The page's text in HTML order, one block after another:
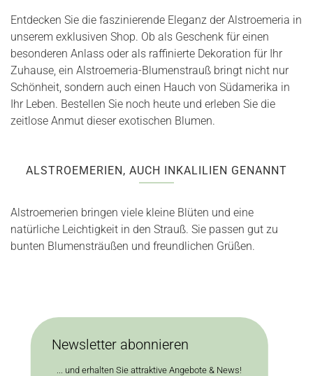
Entdecken Sie die faszinierende Eleganz der Alstroemeria in
unserem exklusiven Shop. Ob als Geschenk für einen
besonderen Anlass oder als raffinierte Dekoration für Ihr
Zuhause, ein Alstroemeria-Blumenstrauß bringt nicht nur
Schönheit, sondern auch einen Hauch von Südamerika in
Ihr Leben. Bestellen Sie noch heute und erleben Sie die
zeitlose Anmut dieser exotischen Blumen.
ALSTROEMERIEN, AUCH INKALILIEN GENANNT
Alstroemerien bringen viele kleine Blüten und eine
natürliche Leichtigkeit in den Strauß. Sie passen gut zu
bunten Blumensträußen und freundlichen Grüßen.
Newsletter abonnieren
... und erhalten Sie attraktive Angebote & News!